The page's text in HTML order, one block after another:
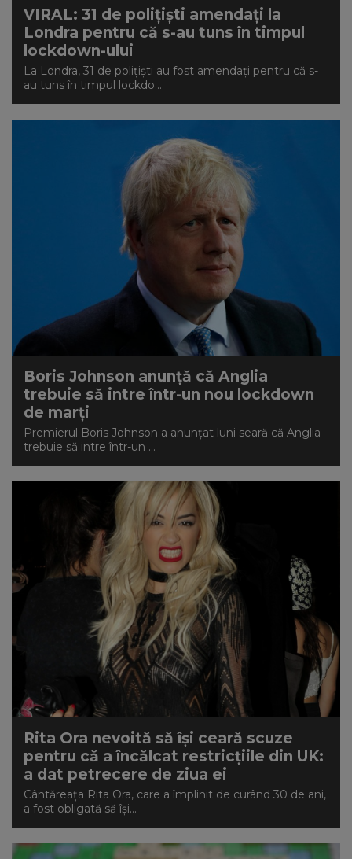
VIRAL: 31 de polițiști amendați la
Londra pentru că s-au tuns în timpul
lockdown-ului
La Londra, 31 de poliţişti au fost amendaţi pentru că s-
au tuns în timpul lockdo...
Boris Johnson anunță că Anglia
trebuie să intre într-un nou lockdown
de marți
Premierul Boris Johnson a anunțat luni seară că Anglia
trebuie să intre într-un ...
Rita Ora nevoită să își ceară scuze
pentru că a încălcat restricțiile din UK:
a dat petrecere de ziua ei
Cântăreața Rita Ora, care a împlinit de curând 30 de ani,
a fost obligată să își...